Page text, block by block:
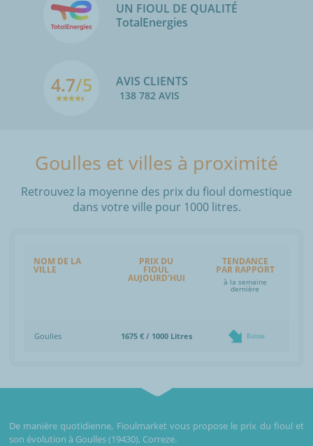
UN FIOUL DE QUALITÉ
TotalEnergies
4.7/5 AVIS CLIENTS
138 782 AVIS
Goulles et villes à proximité
Retrouvez la moyenne des prix du fioul domestique
dans votre ville pour 1000 litres.
NOM DE LA
VILLE
PRIX DU
FIOUL
AUJOURD'HUI
TENDANCE
PAR RAPPORT
à la semaine
dernière
Goulles 1675 € / 1000 Litres Baisse
De manière quotidienne, Fioulmarket vous propose le prix du fioul et
son évolution à Goulles (19430), Correze.